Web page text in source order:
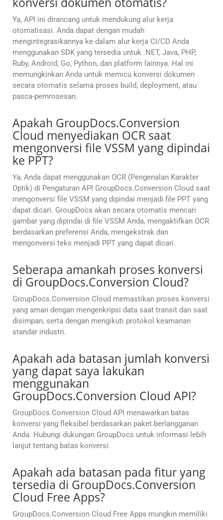
Ya, API ini dirancang untuk mendukung alur kerja
otomatisasi. Anda dapat dengan mudah
mengintegrasikannya ke dalam alur kerja CI/CD Anda
menggunakan SDK yang tersedia untuk .NET, Java, PHP,
Ruby, Android, Go, Python, dan platform lainnya. Hal ini
memungkinkan Anda untuk memicu konversi dokumen
secara otomatis selama proses build, deployment, atau
pasca-pemrosesan.
Apakah GroupDocs.Conversion
Cloud menyediakan OCR saat
mengonversi file VSSM yang dipindai
ke PPT?
Ya, Anda dapat menggunakan OCR (Pengenalan Karakter
Optik) di Pengaturan API GroupDocs.Conversion Cloud saat
mengonversi file VSSM yang dipindai menjadi file PPT yang
dapat dicari. GroupDocs akan secara otomatis mencari
gambar yang dipindai di file VSSM Anda, mengaktifkan OCR
berdasarkan preferensi Anda, mengekstrak dan
mengonversi teks menjadi PPT yang dapat dicari.
Seberapa amankah proses konversi
di GroupDocs.Conversion Cloud?
GroupDocs.Conversion Cloud memastikan proses konversi
yang aman dengan mengenkripsi data saat transit dan saat
disimpan, serta dengan mengikuti protokol keamanan
standar industri.
Apakah ada batasan jumlah konversi
yang dapat saya lakukan
menggunakan
GroupDocs.Conversion Cloud API?
GroupDocs.Conversion Cloud API menawarkan batas
konversi yang fleksibel berdasarkan paket berlangganan
Anda. Hubungi dukungan GroupDocs untuk informasi lebih
lanjut tentang batas konversi.
Apakah ada batasan pada fitur yang
tersedia di GroupDocs.Conversion
Cloud Free Apps?
GroupDocs.Conversion Cloud Free Apps mungkin memiliki